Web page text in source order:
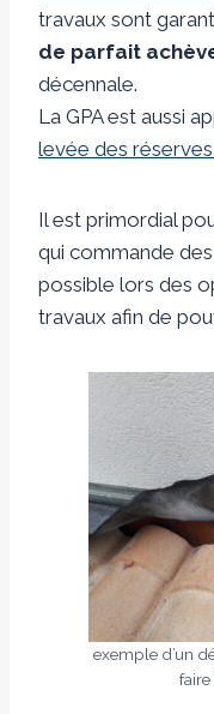
travaux sont
de parfait
décennale.
La GPA est aussi
levée des réserves
Il est primordial
qui commande
possible lors des
travaux afin de
exemple d’un
faire